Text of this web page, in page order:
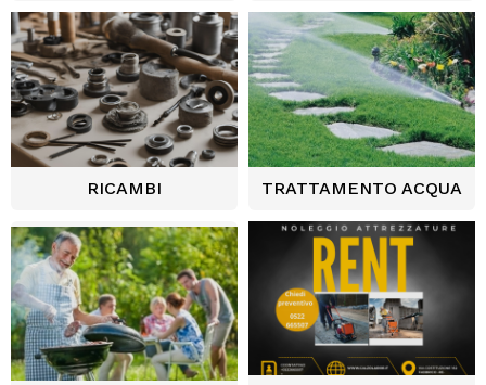
RICAMBI TRATTAMENTO ACQUA